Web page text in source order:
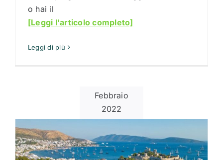
o hai il
[Leggi l'articolo completo]
Leggi di più
Febbraio
2022